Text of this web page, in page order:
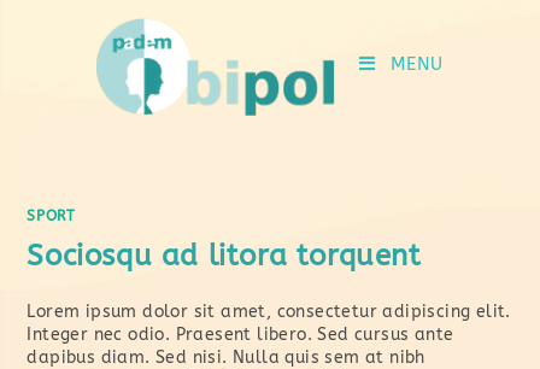
MENU
SPORT
Sociosqu ad litora torquent
Lorem ipsum dolor sit amet, consectetur adipiscing elit.
Integer nec odio. Praesent libero. Sed cursus ante
dapibus diam. Sed nisi. Nulla quis sem at nibh